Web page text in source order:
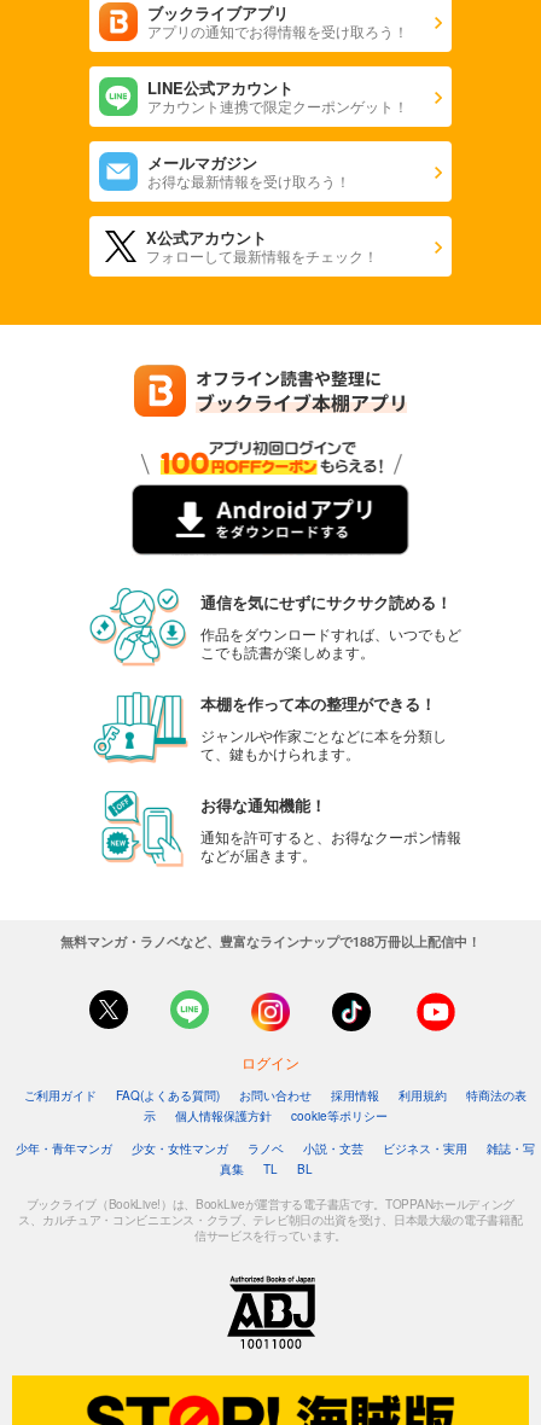
ブックライブアプリ
アプリの通知でお得情報を受け取ろう！
LINE公式アカウント
アカウント連携で限定クーポンゲット！
メールマガジン
お得な最新情報を受け取ろう！
X公式アカウント
フォローして最新情報をチェック！
通信を気にせずにサクサク読める！
作品をダウンロードすれば、いつでもど
こでも読書が楽しめます。
本棚を作って本の整理ができる！
ジャンルや作家ごとなどに本を分類し
て、鍵もかけられます。
お得な通知機能！
通知を許可すると、お得なクーポン情報
などが届きます。
無料マンガ・ラノベなど、豊富なラインナップで188万冊以上配信中！
ログイン
ご利用ガイド FAQ(よくある質問) お問い合わせ 採用情報 利用規約
特商法の表
示
個人情報保護方針
cookie等ポリシー
少年・青年マンガ
少女・女性マンガ ラノベ 小説・文芸 ビジネス・実用
雑誌・写
真集
TL BL
ブックライブ（BookLive!）は、BookLiveが運営する電子書店です。TOPPANホールディング
ス、カルチュア・コンビニエンス・クラブ、テレビ朝日の出資を受け、日本最大級の電子書籍配
信サービスを行っています。